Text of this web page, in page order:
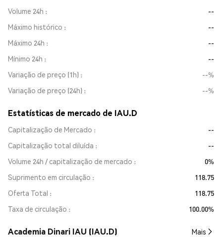
Volume 24h
--
Máximo histórico
--
Máximo 24h
--
Mínimo 24h
--
Variação de preço (1h)
--%
Variação de preço (24h)
--%
Estatísticas de mercado de IAU.D
Capitalização de Mercado
--
Capitalização total diluída
--
Volume 24h / capitalização de mercado
0%
Suprimento em circulação
118.75
Oferta Total
118.75
Taxa de circulação
100.00%
Academia Dinari IAU (IAU.D) Mais